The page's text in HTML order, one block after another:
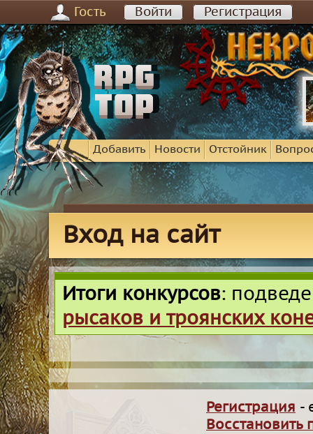
Гость Войти Регистрация
Добавить Новости Отстойник
Вход на сайт
Итоги конкурсов:
рысаков и троянских
Регистрация -
Восстановить